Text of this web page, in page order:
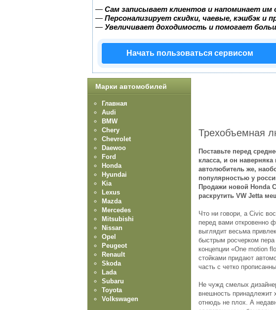
— Сам записывает клиентов и напоминает им
— Персонализирует скидки, чаевые, кэшбэк и
— Увеличивает доходимость и помогает
Начать пользоваться сервисом
Трехобъемная
Поставьте перед
класса, и он
автолюбитель же,
популярностью у
Продажи новой Honda
раскрутить VW Jetta
Что ни говори, а Civic
перед вами откровенно
выглядит весьма
быстрым росчерком пера
концепции «One motion
стойками придают
часть с четко
Не чужд смелых
внешность принадлежит
отнюдь не плох. А
Марки автомобилей
Главная
Audi
BMW
Chery
Chevrolet
Daewoo
Ford
Honda
Hyundai
Kia
Lexus
Mazda
Mercedes
Mitsubishi
Nissan
Opel
Peugeot
Renault
Skoda
Lada
Subaru
Toyota
Volkswagen